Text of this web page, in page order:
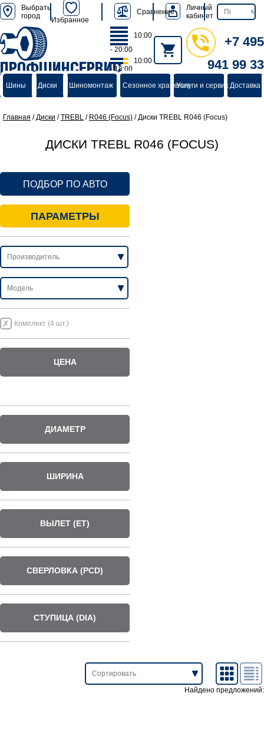
Выбрать
город
Избранное
Сравнение
Личный
кабинет
ПРОФШИНСЕРВИС
группа компаний
10:00
- 20:00
10:00
- 18:00
+7 495
941 99 33
Шины Диски Шиномонтаж Сезонное хранениеУслуги и сервисДоставка
Главная /Диски /TREBL / R046 (Focus) /Диски TREBL R046 (Focus)
ДИСКИ TREBL R046 (FOCUS)
ПОДБОР ПО АВТО
ПАРАМЕТРЫ
Комплект (4 шт.)
ЦЕНА
ДИАМЕТР
ШИРИНА
ВЫЛЕТ (ET)
СВЕРЛОВКА (PCD)
СТУПИЦА (DIA)
Найдено предложений: